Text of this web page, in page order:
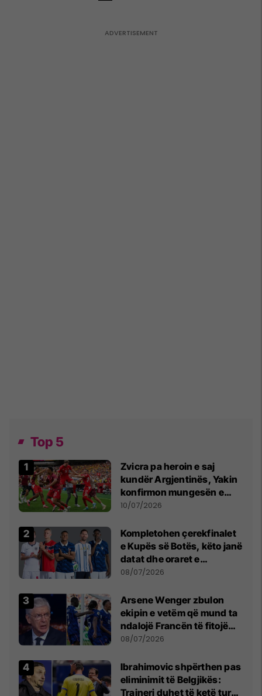
Top 5
Zvicra pa heroin e saj
kundër Argjentinës, Yakin
konfirmon mungesën e
madhe
10/07/2026
Kompletohen çerekfinalet
e Kupës së Botës, këto janë
datat dhe oraret e
ndeshjeve
08/07/2026
Arsene Wenger zbulon
ekipin e vetëm që mund ta
ndalojë Francën të fitojë
Kupën e Botës
08/07/2026
Ibrahimovic shpërthen pas
eliminimit të Belgjikës:
Trajneri duhet të ketë turp,